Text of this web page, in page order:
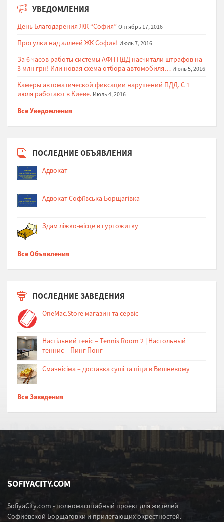
УВЕДОМЛЕНИЯ
День Благодарения ЖК “София” Октябрь 17, 2016
Прогулки над аллеей ЖК София! Июль 7, 2016
За 6 часов работы системы АФН ПДД насчитали штрафов на
3 млн грн! Или новая схема отбора автомобиля… Июль 5, 2016
Камеры автоматической фиксации нарушений ПДД. С 1
июля работают в Киеве. Июль 4, 2016
Все Уведомления
ПОСЛЕДНИЕ ОБЪЯВЛЕНИЯ
Адвокат
Адвокат Софіївська Борщагівка
Здам ліжко-місце в гуртожитку
Все Объявления
ПОСЛЕДНИЕ ЗАВЕДЕНИЯ
OneMac.Store магазин та сервіс
Настільний теніс – Tennis Room 2 | Настольный
теннис – Пинг Понг
Cмачнісіма – доставка суші та піци в Вишневому
Все Заведения
SOFIYACITY.COM
SofiyaCity.com - полномасштабный проект для жителей
Софиевской Борщаговки и прилегающих окрестностей.